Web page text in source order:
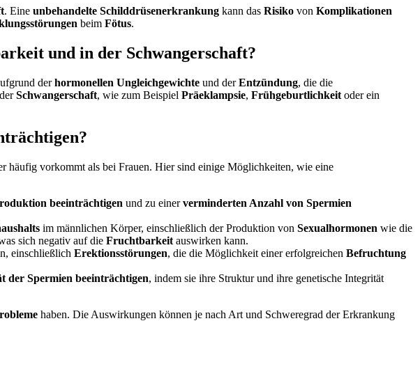
. Eine unbehandelte Schilddrüsenerkrankung kann das Risiko von Komplikationen
beim Fötus.
und in der Schwangerschaft?
derhormonellen Ungleichgewichte und derEntzündung, die die
derSchwangerschaft, wie zum Beispiel Präeklampsie, Frühgeburtlichkeit oder ein
häufig vorkommt als bei Frauen. Hier sind einige Möglichkeiten, wie eine
beeinträchtigen und zu einerverminderten Anzahl von Spermien
im männlichen Körper, einschließlich der Produktion von Sexualhormonen wie die
sich negativ auf die Fruchtbarkeit auswirken kann.
einschließlich Erektionsstörungen, die die Möglichkeit einer erfolgreichen Befruchtung
der Spermien beeinträchtigen, indem sie ihre Struktur und ihre genetische Integrität
haben. Die Auswirkungen können je nach Art und Schweregrad der Erkrankung